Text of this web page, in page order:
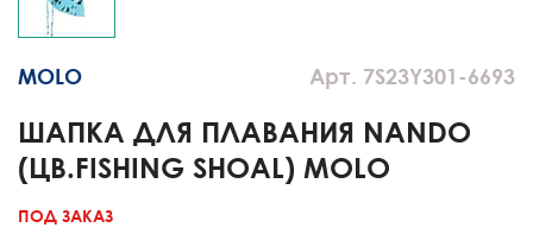
Арт. 7S23Y301-6693
MOLO
ШАПКА ДЛЯ ПЛАВАНИЯ NANDO
(ЦВ.FISHING SHOAL) MOLO
ПОД ЗАКАЗ